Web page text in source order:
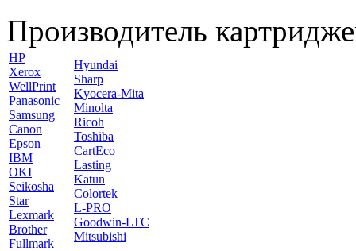
Производитель
HP
Xerox
WellPrint
Panasonic
Samsung
Canon
Epson
IBM
OKI
Seikosha
Star
Lexmark
Brother
Fullmark
Hyundai
Sharp
Kyocera-Mita
Minolta
Ricoh
Toshiba
CartEco
Lasting
Katun
Colortek
L-PRO
Goodwin-LTC
Mitsubishi